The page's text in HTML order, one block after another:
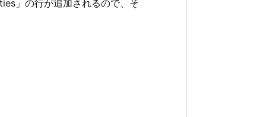
」の行が追加されるので、そ